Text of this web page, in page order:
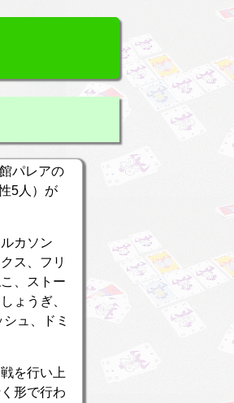
パレアの
5人）が
カソン
ス、フリ
、ストー
ょうぎ、
ュ、ドミ
を行い上
形で行わ